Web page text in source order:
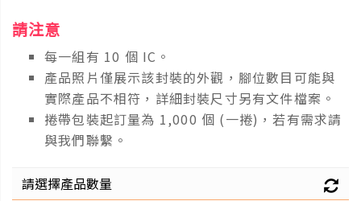
請注意
每一組有 10 個 IC。
產品照片僅展示該封裝的外觀，腳位數目可能與
實際產品不相符，詳細封裝尺寸另有文件檔案。
捲帶包裝起訂量為 1,000 個 (一捲)，若有需求請
與我們聯繫。
請選擇產品數量